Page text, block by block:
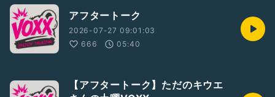
アフタートーク
2026-07-27 09:01:03
666
05:40
【アフタートーク】ただのキウエ